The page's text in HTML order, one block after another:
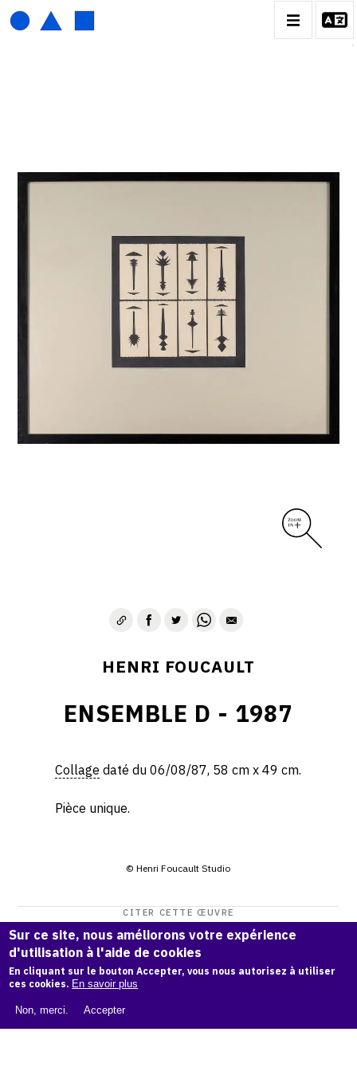
BIOGRAPHIE
01_SCULPTURE
02_PHOTOGRAPHIQUE
03_COLLAGES
04_DESSINS
05_MONOTYPE
06_ARCHIVES
HENRI FOUCAULT
ENSEMBLE D - 1987
Collage daté du 06/08/87, 58 cm x 49 cm.
Pièce unique.
© Henri Foucault Studio
CITER CETTE ŒUVRE
Henri Foucault,Ensemble D - 1987.
Catalogue raisonné Henri Foucault
sd
COPIER LA CITATION
Sur ce site, nous améliorons votre expérience
d'utilisation à l'aide de cookies
En cliquant sur le bouton Accepter, vous nous autorisez à utiliser
ces cookies. En savoir plus
Non, merci. Accepter